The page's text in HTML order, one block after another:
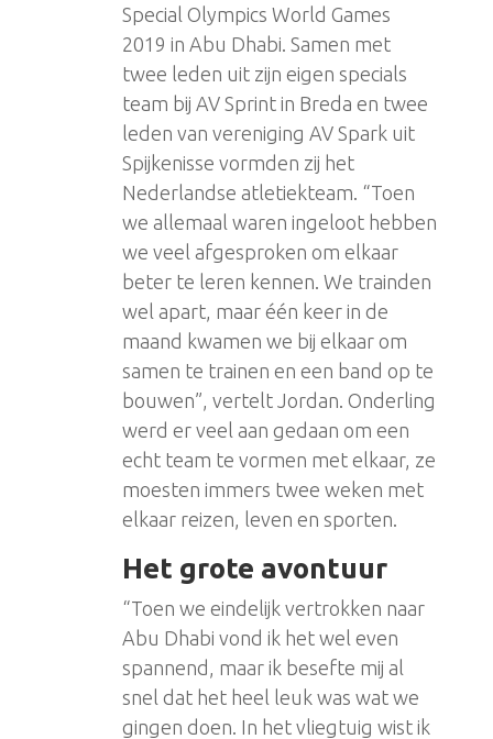
Special Olympics World Games
2019 in Abu Dhabi. Samen met
twee leden uit zijn eigen specials
team bij AV Sprint in Breda en twee
leden van vereniging AV Spark uit
Spijkenisse vormden zij het
Nederlandse atletiekteam. “Toen
we allemaal waren ingeloot hebben
we veel afgesproken om elkaar
beter te leren kennen. We trainden
wel apart, maar één keer in de
maand kwamen we bij elkaar om
samen te trainen en een band op te
bouwen”, vertelt Jordan. Onderling
werd er veel aan gedaan om een
echt team te vormen met elkaar, ze
moesten immers twee weken met
elkaar reizen, leven en sporten.
Het grote avontuur
“Toen we eindelijk vertrokken naar
Abu Dhabi vond ik het wel even
spannend, maar ik besefte mij al
snel dat het heel leuk was wat we
gingen doen. In het vliegtuig wist ik